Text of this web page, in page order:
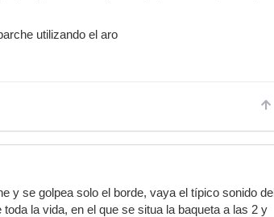
utilizando el aro
y se golpea solo el borde, vaya el típico sonido del
la vida, en el que se situa la baqueta a las 2 y